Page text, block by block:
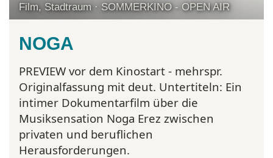
Film, Stadtraum · SOMMERKINO - OPEN AIR
NOGA
PREVIEW vor dem Kinostart - mehrspr.
Originalfassung mit deut. Untertiteln: Ein
intimer Dokumentarfilm über die
Musiksensation Noga Erez zwischen
privaten und beruflichen
Herausforderungen.